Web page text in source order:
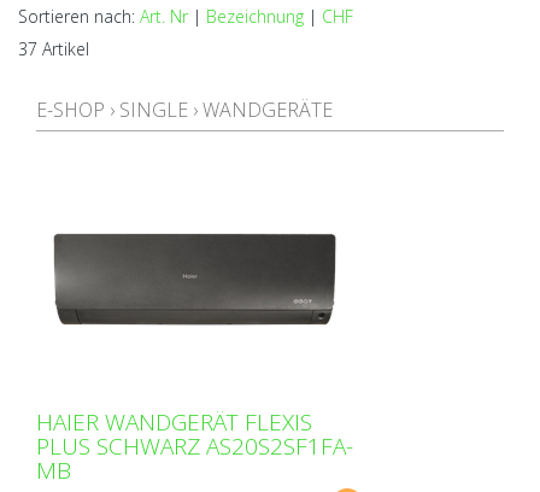
Sortieren nach: Art. Nr | Bezeichnung | CHF
37 Artikel
E-SHOP › SINGLE ›WANDGERÄTE
HAIER WANDGERÄT FLEXIS
PLUS SCHWARZ AS20S2SF1FA-
MB